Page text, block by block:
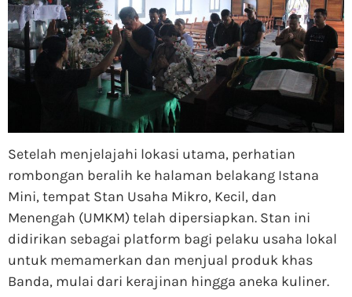
Setelah menjelajahi lokasi utama, perhatian
rombongan beralih ke halaman belakang Istana
Mini, tempat Stan Usaha Mikro, Kecil, dan
Menengah (UMKM) telah dipersiapkan. Stan ini
didirikan sebagai platform bagi pelaku usaha lokal
untuk memamerkan dan menjual produk khas
Banda, mulai dari kerajinan hingga aneka kuliner.